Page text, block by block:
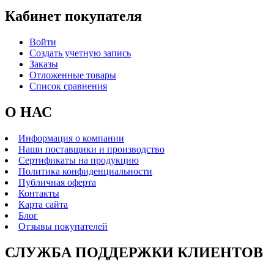
Кабинет покупателя
Войти
Создать учетную запись
Заказы
Отложенные товары
Список сравнения
О НАС
Информация о компании
Наши поставщики и производство
Сертификаты на продукцию
Политика конфиденциальности
Публичная оферта
Контакты
Карта сайта
Блог
Отзывы покупателей
СЛУЖБА ПОДДЕРЖКИ КЛИЕНТОВ